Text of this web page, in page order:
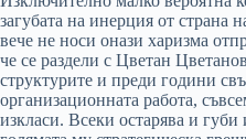
загубата на инерция от страна
вече не носи онази харизма
че се раздели с Цветан
структурите и преди години
организационната работа,
изкласи. Всеки остарява и